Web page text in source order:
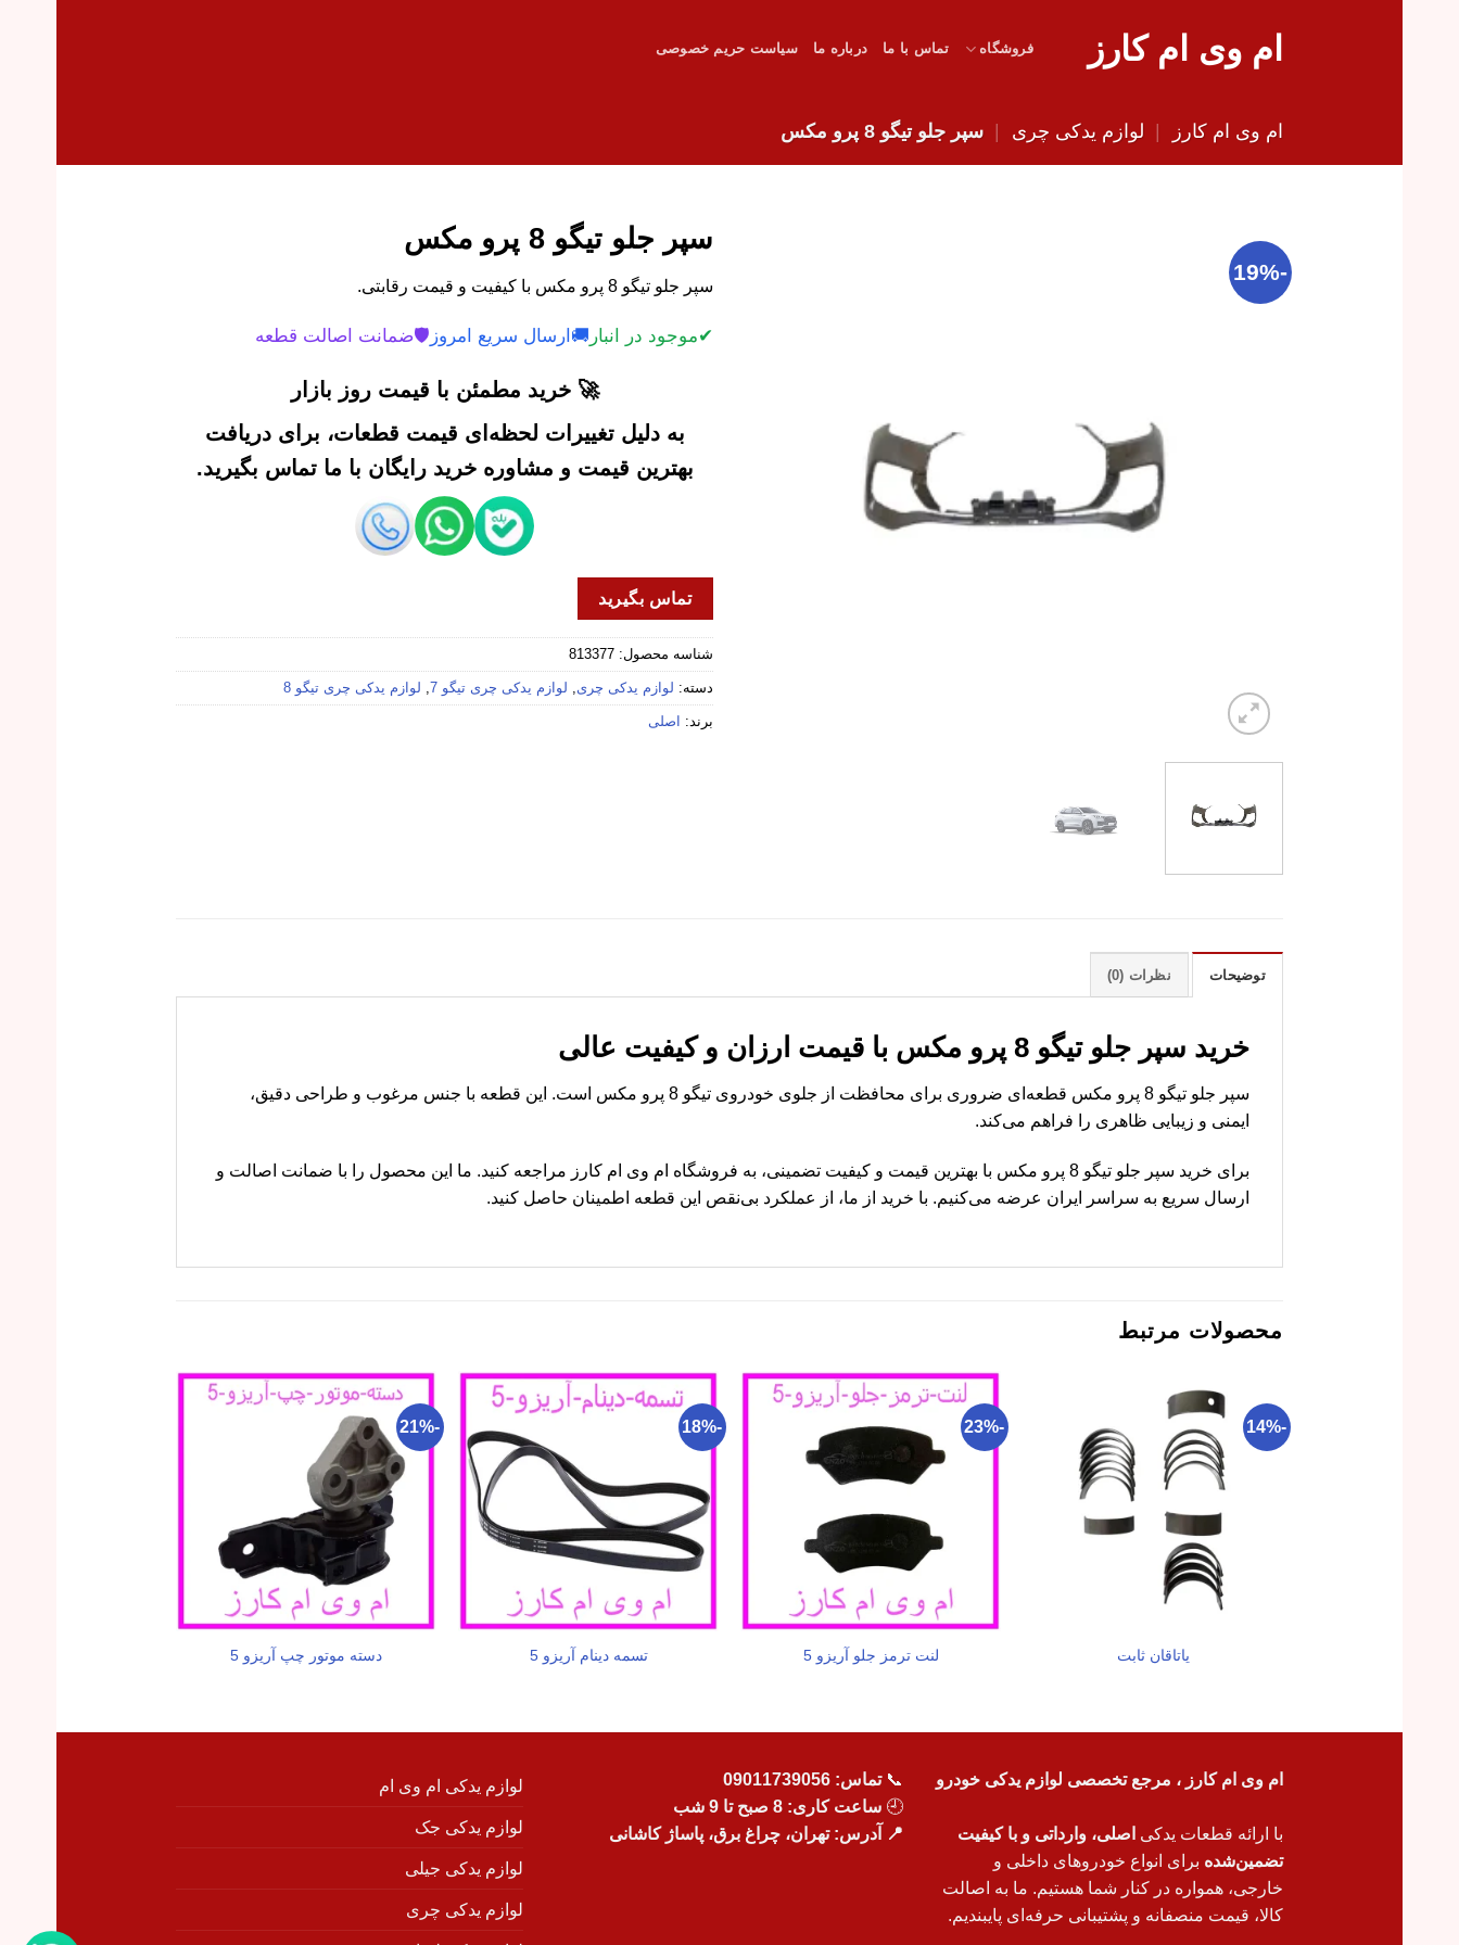
ام وی ام کارز فروشگاه تماس با ما درباره ما سیاست حریم خصوصی
ام وی ام کارز | لوازم یدکی چری | سپر جلو تیگو 8 پرو مکس
-19%
سپر جلو تیگو 8 پرو مکس
سپر جلو تیگو 8 پرو مکس با کیفیت و قیمت رقابتی.
✔موجود در انبار 🚚 ارسال سریع امروز 🛡️ضمانت اصالت قطعه
🚀 خرید مطمئن با قیمت روز بازار
به دلیل تغییرات لحظه‌ای قیمت قطعات، برای دریافت
بهترین قیمت و مشاوره خرید رایگان با ما تماس بگیرید.
تماس بگیرید
شناسه محصول: 813377
دسته: لوازم یدکی چری لوازم یدکی چری تیگو 7 لوازم یدکی چری تیگو 8
برند: اصلی
توضیحات نظرات (0)
خرید سپر جلو تیگو 8 پرو مکس با قیمت ارزان و کیفیت عالی
سپر جلو تیگو 8 پرو مکس قطعه‌ای ضروری برای محافظت از جلوی خودروی تیگو 8 پرو مکس است. این قطعه با جنس مرغوب و طراحی دقیق،
ایمنی و زیبایی ظاهری را فراهم می‌کند.
برای خرید سپر جلو تیگو 8 پرو مکس با بهترین قیمت و کیفیت تضمینی، به فروشگاه ام وی ام کارز مراجعه کنید. ما این محصول را با ضمانت اصالت و
ارسال سریع به سراسر ایران عرضه می‌کنیم. با خرید از ما، از عملکرد بی‌نقص این قطعه اطمینان حاصل کنید.
محصولات مرتبط
-14%
یاتاقان ثابت
-23%
لنت ترمز جلو آریزو 5
-18%
تسمه دینام آریزو 5
-21%
دسته موتور چپ آریزو 5
ام وی ام کارز ، مرجع تخصصی لوازم یدکی خودرو
با ارائه قطعات یدکی اصلی، وارداتی و با کیفیت
تضمین‌شده برای انواع خودروهای داخلی و
خارجی، همواره در کنار شما هستیم. ما به اصالت
کالا، قیمت منصفانه و پشتیبانی حرفه‌ای پایبندیم.
📞تماس: 09011739056
🕘 ساعت کاری: 8 صبح تا 9 شب
📍 آدرس: تهران، چراغ برق، پاساژ کاشانی
لوازم یدکی ام وی ام
لوازم یدکی جک
لوازم یدکی جیلی
لوازم یدکی چری